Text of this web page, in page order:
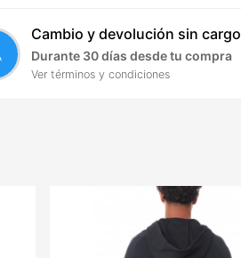
Cambio y devolución sin cargo
Durante 30 días desde tu compra
Ver términos y condiciones